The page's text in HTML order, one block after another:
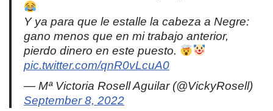
Y ya para que le estalle la cabeza a Negre:
gano menos que en mi trabajo anterior,
pierdo dinero en este puesto.
pic.twitter.com/qnR0vLcuA0
— Mª Victoria Rosell Aguilar (@VickyRosell)
September 8, 2022